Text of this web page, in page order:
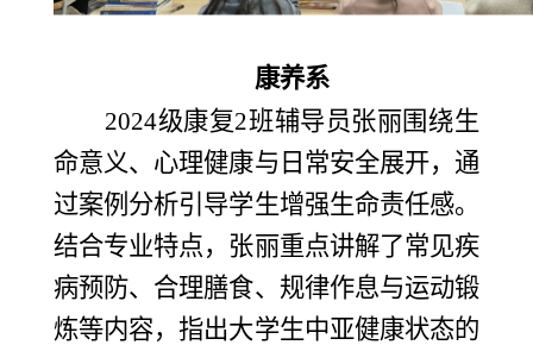
康养系
2024级康复2班辅导员张丽围绕生
命意义、心理健康与日常安全展开，通
过案例分析引导学生增强生命责任感。
结合专业特点，张丽重点讲解了常见疾
病预防、合理膳食、规律作息与运动锻
炼等内容，指出大学生中亚健康状态的